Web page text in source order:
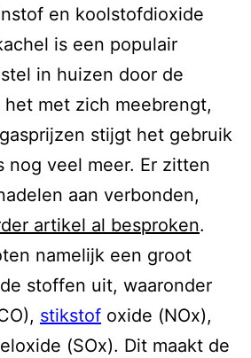
en koolstofdioxide
is een populair
in huizen door de
met zich meebrengt,
stijgt het gebruik
nog veel meer. Er zitten
aan verbonden,
artikel al besproken.
namelijk een groot
stoffen uit, waaronder
stikstof oxide (NOx),
(SOx). Dit maakt de